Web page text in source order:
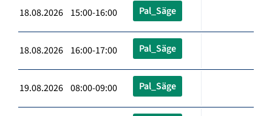
18.08.2026 15:00-16:00 Pal_Säge
18.08.2026 16:00-17:00 Pal_Säge
19.08.2026 08:00-09:00 Pal_Säge